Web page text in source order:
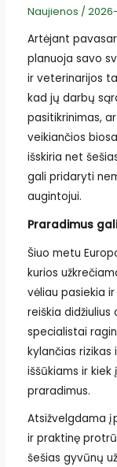
Naujienos /
Artėjant
planuoja savo
ir veterinarijos
kad jų darbų
pasitikrinimas,
veikiančios
išskiria net
gali pridaryti
augintojui.
Praradimus
Šiuo metu
kurios
vėliau pasiekia
reiškia didžiulius
specialistai
kylančias
iššūkiams ir
praradimus.
Atsižvelgdama į
ir praktinę
šešias gyvūnų